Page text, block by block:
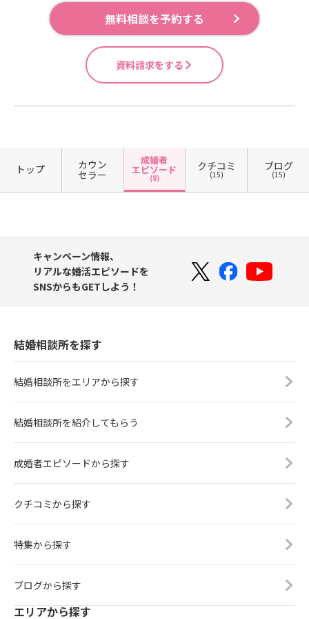
無料相談を予約する
資料請求をする
トップ カウン
セラー
成婚者
エピソード
(8)
クチコミ
(15)
ブログ
(15)
キャンペーン情報、
リアルな婚活エピソードを
SNSからもGETしよう！
結婚相談所を探す
結婚相談所をエリアから探す
結婚相談所を紹介してもらう
成婚者エピソードから探す
クチコミから探す
特集から探す
ブログから探す
エリアから探す